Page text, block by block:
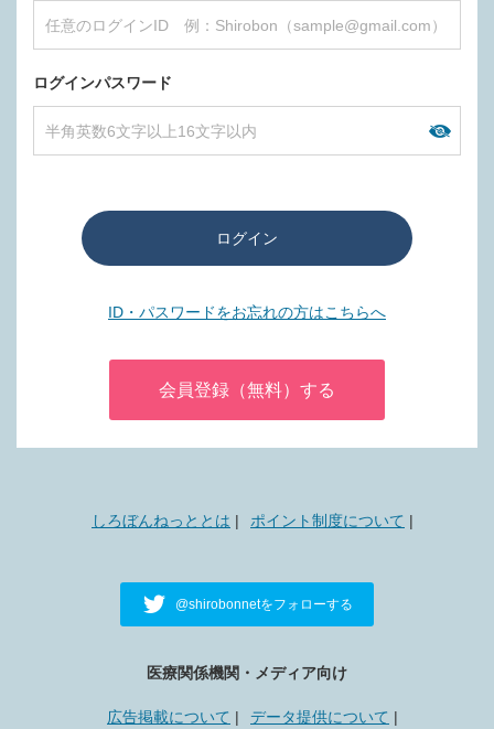
ログインパスワード
ログイン
ID・パスワードをお忘れの方はこちらへ
会員登録（無料）する
しろぼんねっととは ポイント制度について
@shirobonnetをフォローする
医療関係機関・メディア向け
広告掲載について データ提供について